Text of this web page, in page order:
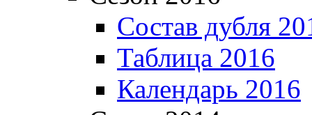
Состав дубля
Таблица 2016
Календарь 2016